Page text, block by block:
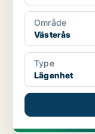
Område
Västerås
Type
Lägenhet